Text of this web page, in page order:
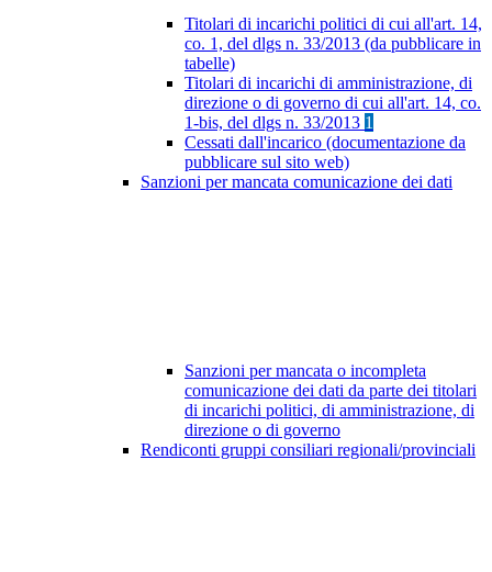
Titolari di incarichi politici di cui all'art. 14,
co. 1, del dlgs n. 33/2013 (da pubblicare in
tabelle)
Titolari di incarichi di amministrazione, di
direzione o di governo di cui all'art. 14, co.
1-bis, del dlgs n. 33/2013 1
Cessati dall'incarico (documentazione da
pubblicare sul sito web)
Sanzioni per mancata comunicazione dei dati
Sanzioni per mancata o incompleta
comunicazione dei dati da parte dei titolari
di incarichi politici, di amministrazione, di
direzione o di governo
Rendiconti gruppi consiliari regionali/provinciali